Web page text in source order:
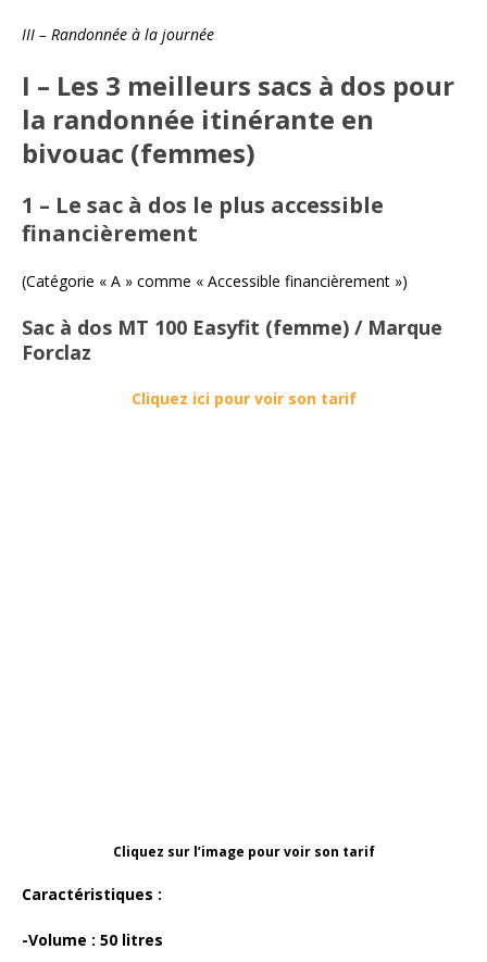
III – Randonnée à la journée
I – Les 3 meilleurs sacs à dos pour
la randonnée itinérante en
bivouac (femmes)
1 – Le sac à dos le plus accessible
financièrement
(Catégorie « A » comme « Accessible financièrement »)
Sac à dos MT 100 Easyfit (femme) / Marque
Forclaz
Cliquez ici pour voir son tarif
Cliquez sur l’image pour voir son tarif
Caractéristiques :
-Volume : 50 litres